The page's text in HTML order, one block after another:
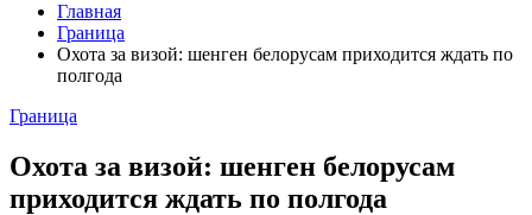
Главная
Граница
Охота за визой: шенген белорусам приходится ждать по
полгода
Граница
Охота за визой: шенген белорусам
приходится ждать по полгода